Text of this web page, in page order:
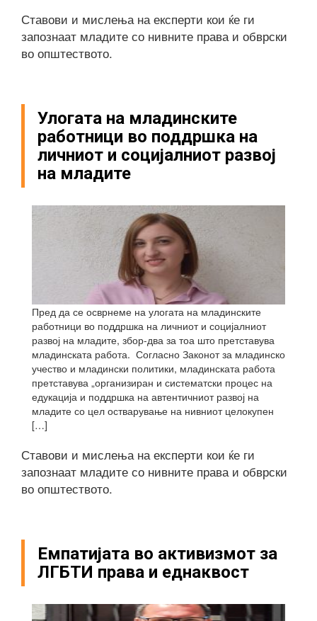
Ставови и мислења на експерти кои ќе ги
запознаат младите со нивните права и обврски
во општеството.
Улогата на младинските
работници во поддршка на
личниот и социјалниот развој
на младите
Пред да се осврнеме на улогата на младинските
работници во поддршка на личниот и социјалниот
развој на младите, збор-два за тоа што претставува
младинската работа. Согласно Законот за младинско
учество и младински политики, младинската работа
претставува „организиран и систематски процес на
едукација и поддршка на автентичниот развој на
младите со цел остварување на нивниот целокупен
[…]
Ставови и мислења на експерти кои ќе ги
запознаат младите со нивните права и обврски
во општеството.
Емпатијата во активизмот за
ЛГБТИ права и еднаквост